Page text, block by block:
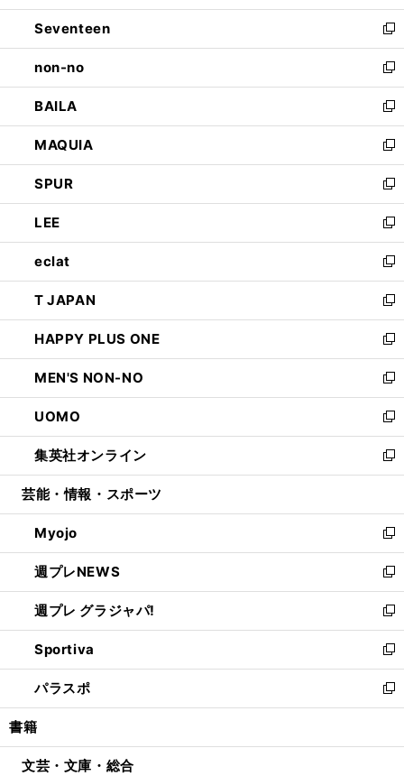
開
く
ウ
で
開
く
ン
ド
ウ
で
開
く
Seventeen
新
し
い
ウ
ィ
ン
ド
ウ
で
開
く
non-no
新
し
い
ウ
ィ
ン
ド
ウ
で
開
く
BAILA
新
し
い
ウ
ィ
ン
ド
ウ
で
開
く
MAQUIA
新
し
い
ウ
ィ
ン
ド
ウ
で
開
く
SPUR
新
し
い
ウ
ィ
ン
ド
ウ
で
開
く
LEE
新
し
い
ウ
ィ
ン
ド
ウ
で
開
く
eclat
新
し
い
ウ
ィ
ン
ド
ウ
で
開
く
T JAPAN
新
し
い
ウ
ィ
ン
ド
ウ
で
開
HAPPY PLUS ONE
新
し
い
ウ
ィ
ン
ド
ウ
開
く
MEN'S NON-NO
新
し
い
ウ
ィ
ン
ウ
で
開
く
UOMO
新
し
い
ウ
ン
ド
ウ
で
開
く
集英社オンライン
新
し
ウ
ィ
ン
ド
ウ
で
開
く
芸能・情報・スポーツ
Myojo
新
し
い
ウ
ィ
ン
ド
ウ
で
開
週プレNEWS
新
し
い
ウ
ィ
ン
ド
ウ
開
週プレ グラジャパ!
新
し
い
ウ
ィ
ン
ウ
Sportiva
新
し
い
ウ
ン
パラスポ
新
し
ウ
書籍
文芸・文庫・総合